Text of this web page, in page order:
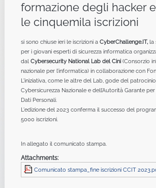
formazione degli hacker
le cinquemila iscrizioni
si sono chiuse ieri le iscrizioni a CyberChallenge.IT,la
per i giovani esperti di sicurezza informatica
dal Cybersecurity National Lab del Cini(Consorzio
nazionale per l’informatica) in collaborazione con
L'iniziativa, come le altre del Lab, gode del patrocinio
Cybersicurezza Nazionale e dell’Autorità Garante
Dati Personali.
L'edizione del 2023 conferma il successo del
5000 iscrizioni.
In allegato il comunicato stampa.
Attachments:
Comunicato stampa_fine iscrizioni CCIT